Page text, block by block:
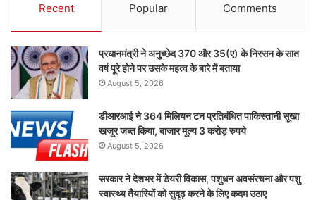
Recent Popular Comments
प्रधानमंत्री ने अनुच्छेद 370 और 35(ए) के निरसन के सात
वर्ष पूरे होने पर उसके महत्व के बारे में बताया
August 5, 2026
डीआरआई ने 364 मिलियन टन प्रतिबंधित पाकिस्तानी सूखा
खजूर जब्त किया, बाजार मूल्य 3 करोड़ रुपये
August 5, 2026
सरकार ने देशभर में डेयरी विकास, पशुधन अवसंरचना और पशु
स्वास्थ्य तैयारियों को सुदृढ़ करने के लिए कदम उठाए